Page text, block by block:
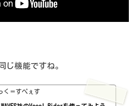
じ機能ですね。
く＝すぺぇす